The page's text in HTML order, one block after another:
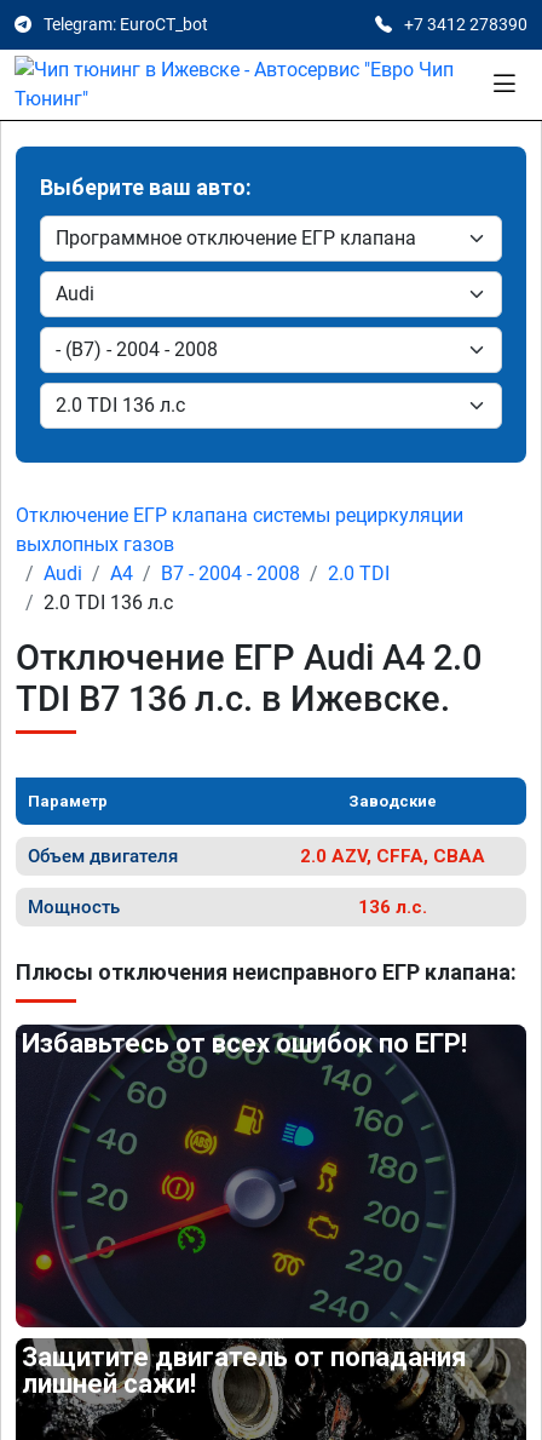
Telegram: EuroCT_bot +7 3412 278390
Выберите ваш авто:
Отключение ЕГР клапана системы рециркуляции
выхлопных газов
Audi
A4 B7 - 2004 - 2008
2.0 TDI
2.0 TDI 136 л.с
Отключение ЕГР Audi A4 2.0
TDI B7 136 л.с. в Ижевске.
Параметр Заводские
Объем двигателя 2.0 AZV, CFFA, CBAA
Мощность 136 л.с.
Плюсы отключения неисправного ЕГР клапана:
Избавьтесь от всех ошибок по ЕГР!
Защитите двигатель от попадания
лишней сажи!